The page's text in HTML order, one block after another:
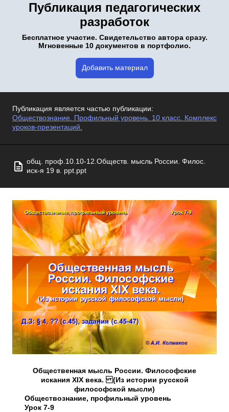
Публикация педагогических
разработок
Бесплатное участие. Свидетельство автора сразу.
Мгновенные 10 документов в портфолио.
Добавить материал
Публикация является частью публикации:
Обществознание. Профильный уровень. 10 класс. Комплекс
уроков-презентаций.
общ. проф.10.10-12.Обществ. мысль России. Филос.
иск-я 19 в. ppt.ppt
Общественная мысль России. Философские
искания XIX века. (Из истории русской
философской мысли)
Обществознание, профильный уровень
Урок 7-9